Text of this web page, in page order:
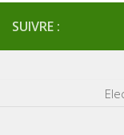
SUIVRE :